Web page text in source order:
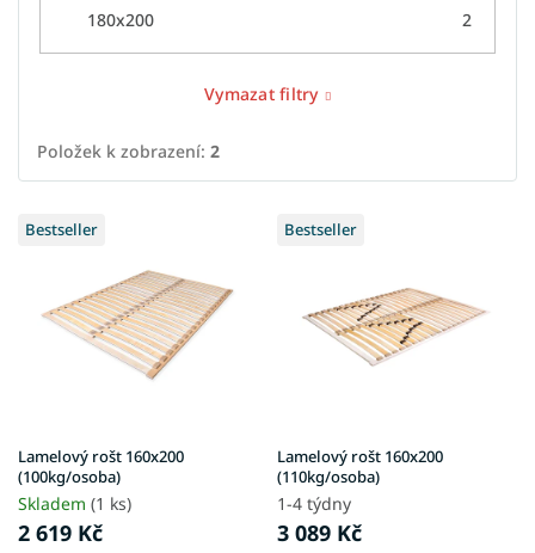
180x200 2
Vymazat filtry
Položek k zobrazení: 2
V
ý
u
k
t
ů
Bestseller
Lamelový rošt 160x200
(100kg/osoba)
Skladem (1 ks)
2 619 Kč
Bestseller
Lamelový rošt 160x200
(110kg/osoba)
1-4 týdny
3 089 Kč